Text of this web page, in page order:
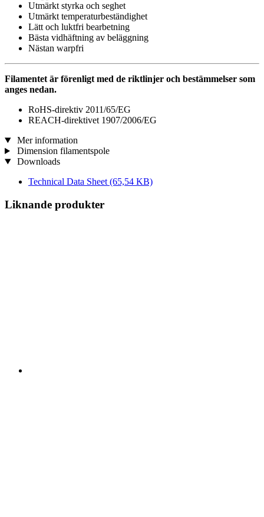
Utmärkt styrka och seghet
Utmärkt temperaturbeständighet
Lätt och luktfri bearbetning
Bästa vidhäftning av beläggning
Nästan warpfri
Filamentet är förenligt med de riktlinjer och bestämmelser som
anges nedan.
RoHS-direktiv 2011/65/EG
REACH-direktivet 1907/2006/EG
Mer information
Dimension filamentspole
Downloads
Technical Data Sheet (65,54 KB)
Liknande produkter